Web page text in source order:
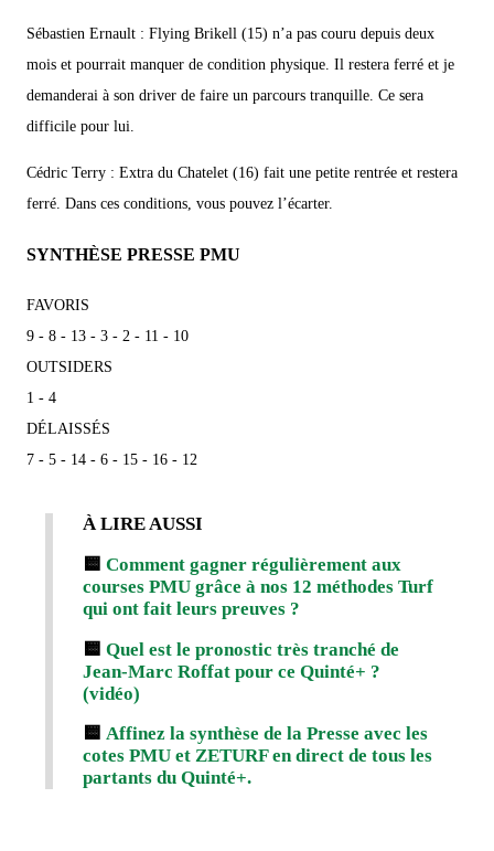
Sébastien Ernault : Flying Brikell (15) n’a pas couru depuis deux
mois et pourrait manquer de condition physique. Il restera ferré et je
demanderai à son driver de faire un parcours tranquille. Ce sera
difficile pour lui.
Cédric Terry : Extra du Chatelet (16) fait une petite rentrée et restera
ferré. Dans ces conditions, vous pouvez l’écarter.
SYNTHÈSE PRESSE PMU
FAVORIS
9 - 8 - 13 - 3 - 2 - 11 - 10
OUTSIDERS
1 - 4
DÉLAISSÉS
7 - 5 - 14 - 6 - 15 - 16 - 12
À LIRE AUSSI
🟨 Comment gagner régulièrement aux
courses PMU grâce à nos 12 méthodes Turf
qui ont fait leurs preuves ?
🟨 Quel est le pronostic très tranché de
Jean-Marc Roffat pour ce Quinté+ ?
(vidéo)
🟨 Affinez la synthèse de la Presse avec les
cotes PMU et ZETURF en direct de tous les
partants du Quinté+.